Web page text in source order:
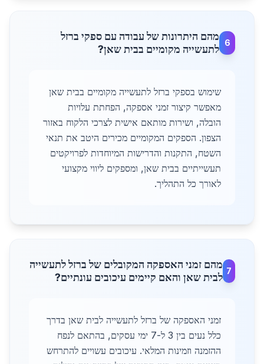
6
מהם היתרונות של עבודה עם ספקי ברזל
לתעשייה מקומיים בבית שאן?
שימוש בספקי ברזל לתעשייה מקומיים בבית שאן
מאפשר קיצור זמני אספקה, הפחתת עלויות
הובלה, ושירות מותאם אישית לצרכי הלקוח באזור
הצפון. הספקים המקומיים מכירים היטב את תנאי
השטח, התקנות והדרישות המיוחדות לפרויקטים
תעשייתיים בבית שאן, ומספקים ליווי מקצועי
לאורך כל התהליך.
7
מהם זמני האספקה המקובלים של ברזל לתעשייה
לבית שאן והאם קיימים עיכובים עונתיים?
זמני האספקה של ברזל לתעשייה לבית שאן בדרך
כלל נעים בין 3 ל-7 ימי עסקים, בהתאם לנפח
ההזמנה וזמינות המלאי. עיכובים עשויים להתרחש